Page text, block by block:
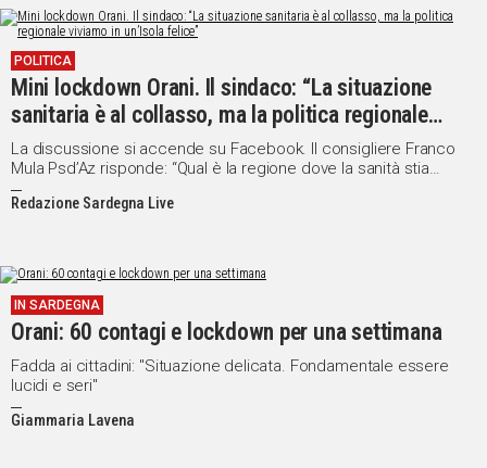
POLITICA
Mini lockdown Orani. Il sindaco: “La situazione
sanitaria è al collasso, ma la politica regionale
viviamo in un’Isola felice”
La discussione si accende su Facebook. Il consigliere Franco
Mula Psd’Az risponde: “Qual è la regione dove la sanità stia
funzionando bene?”
Redazione Sardegna Live
IN SARDEGNA
Orani: 60 contagi e lockdown per una settimana
Fadda ai cittadini: "Situazione delicata. Fondamentale essere
lucidi e seri"
Giammaria Lavena